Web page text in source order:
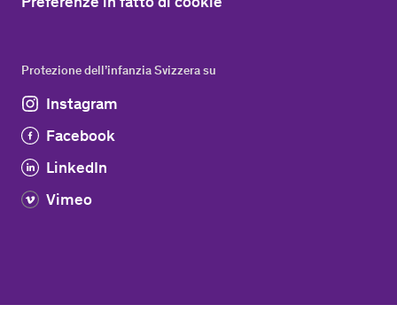
Protezione dell’infanzia Svizzera su
Instagram
Facebook
LinkedIn
Vimeo